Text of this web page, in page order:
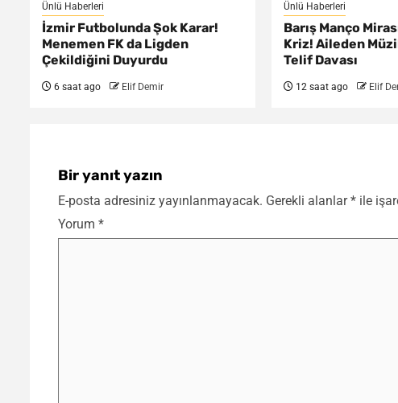
Ünlü Haberleri
İzmir Futbolunda Şok Karar!
Menemen FK da Ligden
Çekildiğini Duyurdu
6 saat ago Elif Demir
Ünlü Haberleri
Barış Manço
Kriz! Aileden
Telif Davası
12 saat ago Elif
Bir yanıt yazın
E-posta adresiniz yayınlanmayacak. Gerekli alanlar* ile
Yorum *